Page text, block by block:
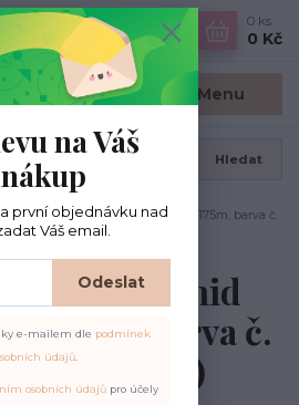
Menu
CZK
Hledat
0 ks
0 Kč
Pyramid Cotton 50gr., 175m, barva č.
modrá (azur)
Pyramid
175m, barva č.
modrá (azur)
na Váš
první objednávku nad
Váš email.
Odeslat
e-mailem dle podmínek
údajů.
osobních údajůpro účely